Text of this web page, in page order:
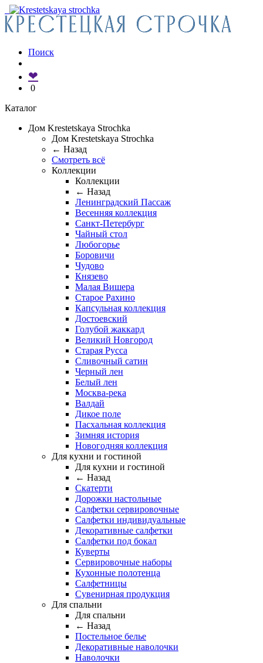
Поиск
❤
0
Каталог
Дом Krestetskaya Strochka
Дом Krestetskaya Strochka
← Назад
Смотреть всё
Коллекции
Коллекции
← Назад
Ленинградский Пассаж
Весенняя коллекция
Санкт-Петербург
Чайный стол
Любогорье
Боровичи
Чудово
Князево
Малая Вишера
Старое Рахино
Капсульная коллекция
Достоевский
Голубой жаккард
Великий Новгород
Старая Русса
Сливочный сатин
Черный лен
Белый лен
Москва-река
Валдай
Дикое поле
Пасхальная коллекция
Зимняя история
Новогодняя коллекция
Для кухни и гостиной
Для кухни и гостиной
← Назад
Скатерти
Дорожки настольные
Салфетки сервировочные
Салфетки индивидуальные
Декоративные салфетки
Салфетки под бокал
Куверты
Сервировочные наборы
Кухонные полотенца
Салфетницы
Сувенирная продукция
Для спальни
Для спальни
← Назад
Постельное белье
Декоративные наволочки
Наволочки